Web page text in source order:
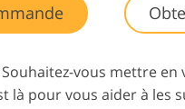
vous mettre
là pour vous aider à les